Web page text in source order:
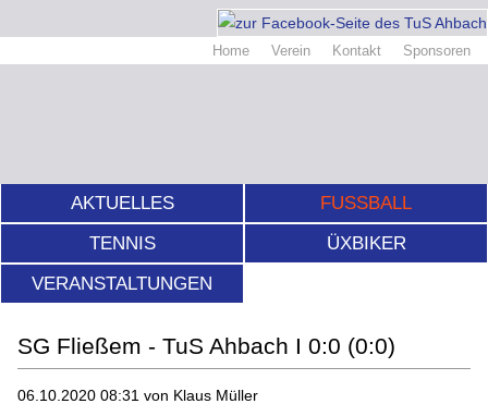
Home Verein Kontakt Sponsoren
AKTUELLES
FUSSBALL
TENNIS
ÜXBIKER
VERANSTALTUNGEN
SG Fließem - TuS Ahbach I 0:0 (0:0)
06.10.2020 08:31 von Klaus Müller